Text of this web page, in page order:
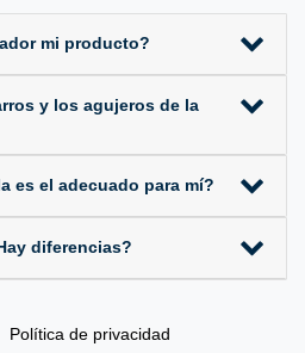
mi producto?
y los agujeros de la
es el adecuado para mí?
diferencias?
Política de privacidad